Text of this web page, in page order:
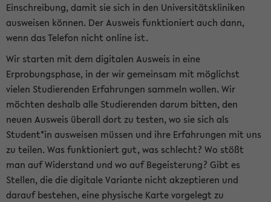
Einschreibung, damit sie sich in den Universitätskliniken
ausweisen können. Der Ausweis funktioniert auch dann,
wenn das Telefon nicht online ist.
Wir starten mit dem digitalen Ausweis in eine
Erprobungsphase, in der wir gemeinsam mit möglichst
vielen Studierenden Erfahrungen sammeln wollen. Wir
möchten deshalb alle Studierenden darum bitten, den
neuen Ausweis überall dort zu testen, wo sie sich als
Student*in ausweisen müssen und ihre Erfahrungen mit uns
zu teilen. Was funktioniert gut, was schlecht? Wo stößt
man auf Widerstand und wo auf Begeisterung? Gibt es
Stellen, die die digitale Variante nicht akzeptieren und
darauf bestehen, eine physische Karte vorgelegt zu